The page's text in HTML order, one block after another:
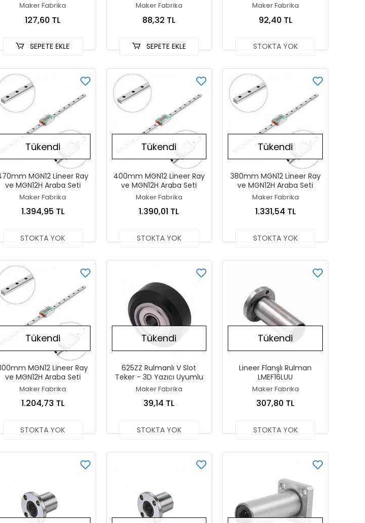
Maker Fabrika
127,60 TL
SEPETE EKLE
Maker Fabrika
88,32 TL
SEPETE EKLE
Maker Fabrika
92,40 TL
STOKTA YOK
Tükendi
MGN12 Lineer Ray
ve MGN12H Araba Seti
Maker Fabrika
1.394,95 TL
STOKTA YOK
Tükendi
400mm MGN12 Lineer Ray
ve MGN12H Araba Seti
Maker Fabrika
1.390,01 TL
STOKTA YOK
Tükendi
380mm MGN12 Lineer Ray
ve MGN12H Araba Seti
Maker Fabrika
1.331,54 TL
STOKTA YOK
Tükendi
MGN12 Lineer Ray
ve MGN12H Araba Seti
Maker Fabrika
1.204,73 TL
STOKTA YOK
Tükendi
625ZZ Rulmanlı V Slot
Teker - 3D Yazıcı Uyumlu
Maker Fabrika
39,14 TL
STOKTA YOK
Tükendi
Lineer Flanşlı Rulman
LMEF16LUU
Maker Fabrika
307,80 TL
STOKTA YOK